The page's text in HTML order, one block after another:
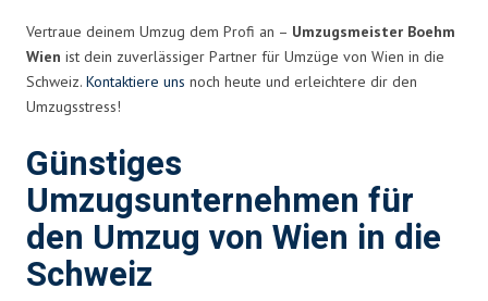
Vertraue deinem Umzug dem Profi an – Umzugsmeister Boehm
Wien ist dein zuverlässiger Partner für Umzüge von Wien in die
Schweiz. Kontaktiere uns noch heute und erleichtere dir den
Umzugsstress!
Günstiges
Umzugsunternehmen für
den Umzug von Wien in die
Schweiz